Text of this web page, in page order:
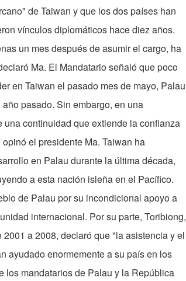
de Taiwan y que los dos países han
vínculos diplomáticos hace diez años.
un mes después de asumir el cargo, ha
Ma. El Mandatario señaló que poco
en Taiwan el pasado mes de mayo, Palau
pasado. Sin embargo, en una
continuidad que extiende la confianza
el presidente Ma. Taiwan ha
en Palau durante la última década,
a esta nación isleña en el Pacífico.
de Palau por su incondicional apoyo a
internacional. Por su parte, Toribiong,
a 2008, declaró que "la asistencia y el
ayudado enormemente a su país en los
los mandatarios de Palau y la República